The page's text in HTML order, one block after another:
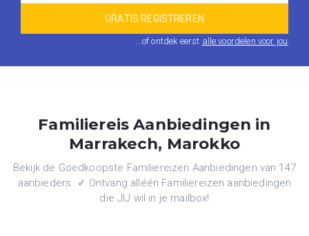
...of ontdek eerst alle voordelen voor jou.
Familiereis Aanbiedingen in
Marrakech, Marokko
Bekijk de Goedkoopste Familiereizen Aanbiedingen van 147
aanbieders. ✓ Ontvang alléén Familiereizen aanbiedingen
die JIJ wil in je mailbox!